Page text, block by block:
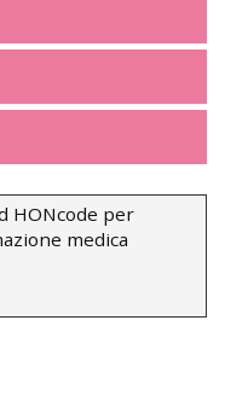
HONcode per
medica